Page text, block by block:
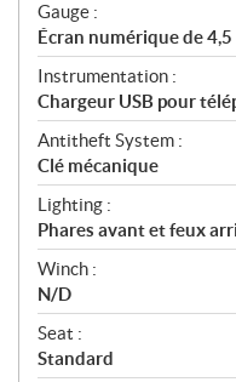
Gauge :
Écran numérique de 4,5
Instrumentation :
Chargeur USB pour
Antitheft System :
Clé mécanique
Lighting :
Phares avant et feux
Winch :
N/D
Seat :
Standard